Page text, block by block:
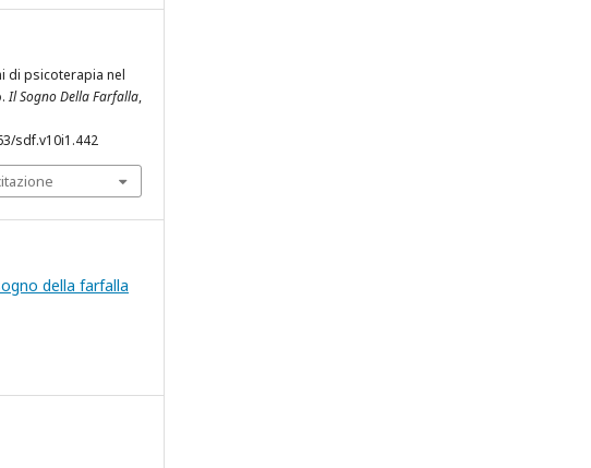
di psicoterapia nel
Il Sogno Della Farfalla,
sdf.v10i1.442
della farfalla